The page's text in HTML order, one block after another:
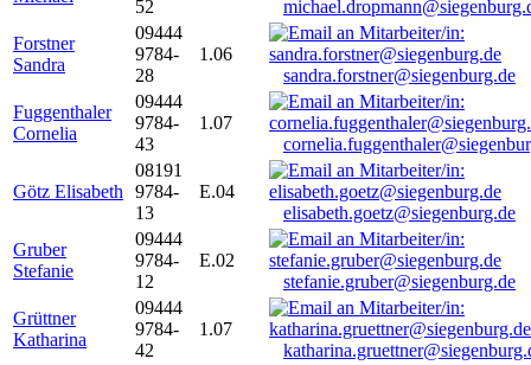
52
Forstner
Sandra
09444
9784-
28
1.06
sandra.forstner@siegenburg.de
Fuggenthaler
Cornelia
09444
9784-
43
1.07
Götz Elisabeth
08191
9784-
13
E.04
elisabeth.goetz@siegenburg.de
Gruber
Stefanie
09444
9784-
12
E.02
stefanie.gruber@siegenburg.de
Grüttner
Katharina
09444
9784-
42
1.07